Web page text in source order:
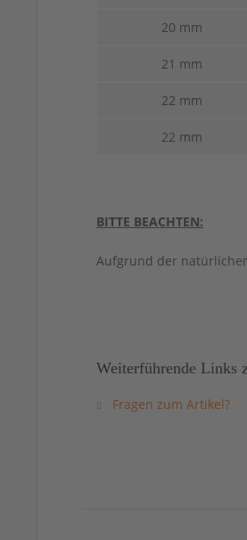
20 mm
21 mm
22 mm
22 mm
BITTE BEACHTEN:
Aufgrund der
Weiterführende Links
Fragen zum Artikel?